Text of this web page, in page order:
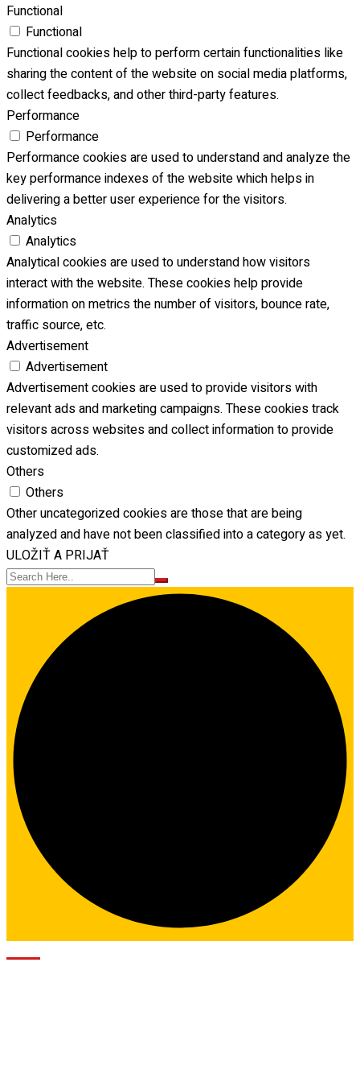
Functional
Functional
Functional cookies help to perform certain functionalities like
sharing the content of the website on social media platforms,
collect feedbacks, and other third-party features.
Performance
Performance
Performance cookies are used to understand and analyze the
key performance indexes of the website which helps in
delivering a better user experience for the visitors.
Analytics
Analytics
Analytical cookies are used to understand how visitors
interact with the website. These cookies help provide
information on metrics the number of visitors, bounce rate,
traffic source, etc.
Advertisement
Advertisement
Advertisement cookies are used to provide visitors with
relevant ads and marketing campaigns. These cookies track
visitors across websites and collect information to provide
customized ads.
Others
Others
Other uncategorized cookies are those that are being
analyzed and have not been classified into a category as yet.
ULOŽIŤ A PRIJAŤ